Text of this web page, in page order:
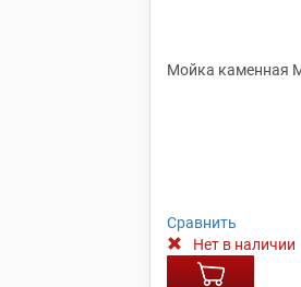
Мойка каменная
Сравнить
Нет в наличии